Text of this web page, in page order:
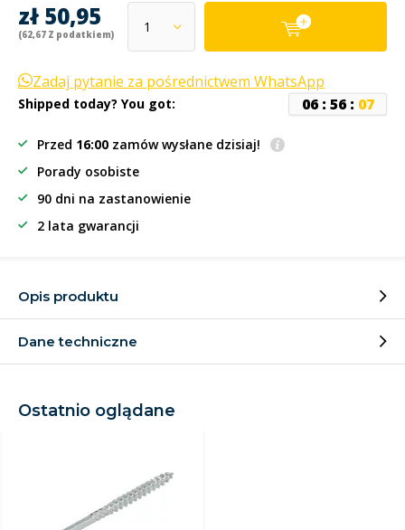
zł 50,95
(62,67 Z podatkiem)
Zadaj pytanie za pośrednictwem WhatsApp
Shipped today? You got: 06: 56: 07
Przed 16:00 zamów wysłane dzisiaj!
Porady osobiste
90 dni na zastanowienie
2 lata gwarancji
Opis produktu
Dane techniczne
Ostatnio oglądane